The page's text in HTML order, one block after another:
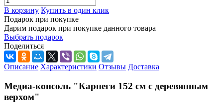
В корзину Купить в один клик
Подарок при покупке
Дарим подарок при покупке данного товара
Выбрать подарок
Поделиться
Описание Характеристики Отзывы Доставка
Медиа-консоль "Карнеги 152 см с деревянным
верхом"